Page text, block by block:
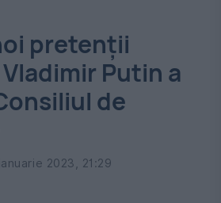
pretenții
Putin a
de
2023, 21:29